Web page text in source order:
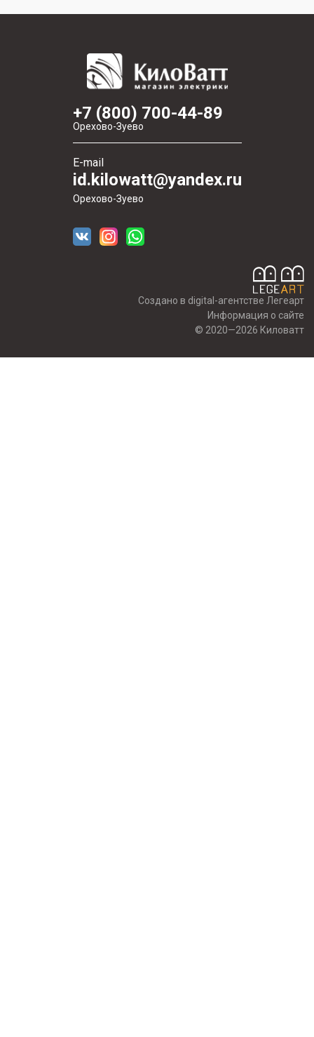
+7 (800) 700-44-89
Орехово-Зуево
E-mail
id.kilowatt@yandex.ru
Орехово-Зуево
© 2020—2026 Киловатт
Создано в digital-агентстве Легеарт
Информация о сайте